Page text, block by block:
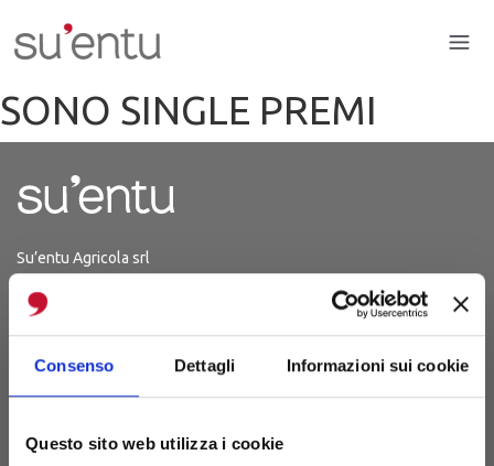
Consenso Dettagli Informazioni sui cookie
Questo sito web utilizza i cookie
SONO SINGLE PREMI
Su’entu Agricola srl
P.Iva 03214150926
Iscrizione 29.06.2012
(Strada Sanluri-Lunamatrona)
09025 Sanluri (CA)